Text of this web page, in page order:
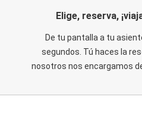
Elige, reserva,
De tu pantalla a tu
segundos. Tú haces la
nosotros nos encargamos